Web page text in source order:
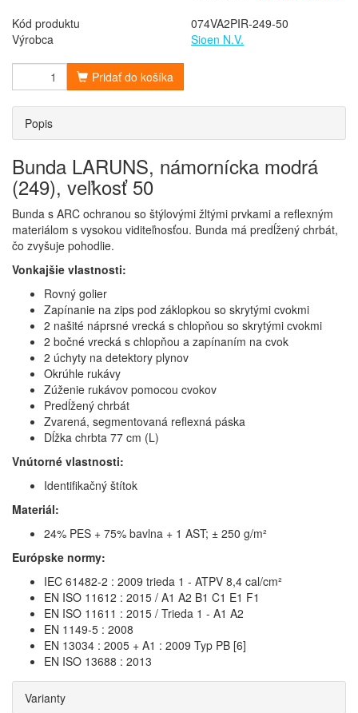
Kód produktu
074VA2PIR-249-50
Výrobca
Sioen N.V.
Pridať do košíka
Popis
Bunda LARUNS, námornícka modrá
(249), veľkosť 50
Bunda s ARC ochranou so štýlovými žltými prvkami a reflexným
materiálom s vysokou viditeľnosťou. Bunda má predĺžený chrbát,
čo zvyšuje pohodlie.
Vonkajšie vlastnosti:
Rovný golier
Zapínanie na zips pod záklopkou so skrytými cvokmi
2 našité náprsné vrecká s chlopňou so skrytými cvokmi
2 bočné vrecká s chlopňou a zapínaním na cvok
2 úchyty na detektory plynov
Okrúhle rukávy
Zúženie rukávov pomocou cvokov
Predĺžený chrbát
Zvarená, segmentovaná reflexná páska
Dĺžka chrbta 77 cm (L)
Vnútorné vlastnosti:
Identifikačný štítok
Materiál:
24% PES + 75% bavlna + 1 AST; ± 250 g/m²
Európske normy:
IEC 61482-2 : 2009 trieda 1 - ATPV 8,4 cal/cm²
EN ISO 11612 : 2015 / A1 A2 B1 C1 E1 F1
EN ISO 11611 : 2015 / Trieda 1 - A1 A2
EN 1149-5 : 2008
EN 13034 : 2005 + A1 : 2009 Typ PB [6]
EN ISO 13688 : 2013
Varianty